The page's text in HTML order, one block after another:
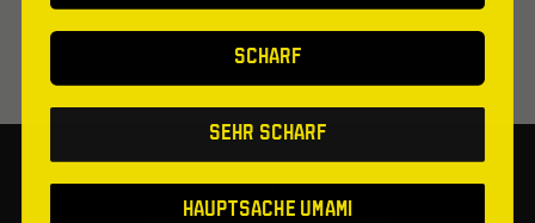
SCHARF
Sehr scharf
Hauptsache Umami